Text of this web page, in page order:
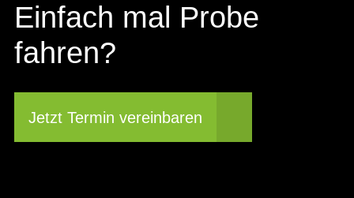
Einfach mal Probe
fahren?
Jetzt Termin vereinbaren